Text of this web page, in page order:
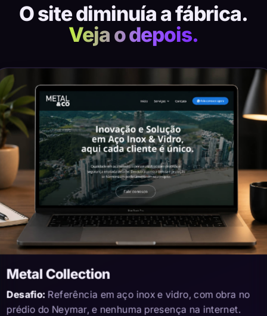
O site diminuía a fábrica.
Veja o depois.
Metal Collection
Desafio:Referência em aço inox e vidro, com obra no
prédio do Neymar, e nenhuma presença na internet.